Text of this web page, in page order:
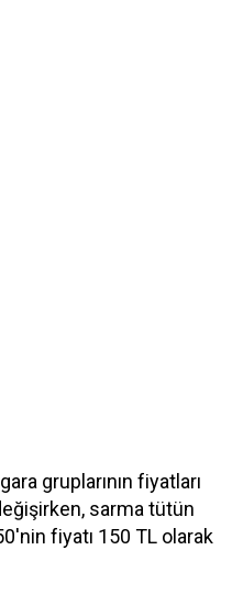
gruplarının fiyatları
sarma tütün
fiyatı 150 TL olarak